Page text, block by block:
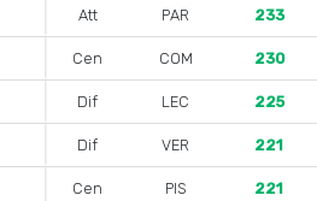
Att PAR 233
Cen COM 230
Dif LEC 225
Dif VER 221
Cen PIS 221